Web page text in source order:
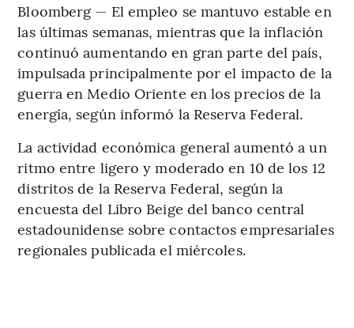
Bloomberg — El empleo se mantuvo estable en
las últimas semanas, mientras que la inflación
continuó aumentando en gran parte del país,
impulsada principalmente por el impacto de la
guerra en Medio Oriente en los precios de la
energía, según informó la Reserva Federal.
La actividad económica general aumentó a un
ritmo entre ligero y moderado en 10 de los 12
distritos de la Reserva Federal, según la
encuesta del Libro Beige del banco central
estadounidense sobre contactos empresariales
regionales publicada el miércoles.